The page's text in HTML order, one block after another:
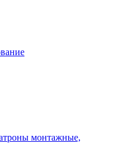
монтажные,